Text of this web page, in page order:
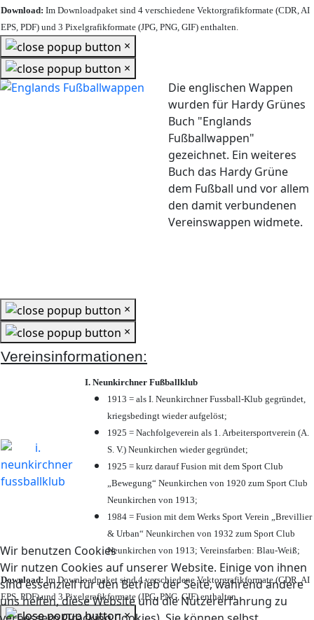
Wir benutzen Cookies
Wir nutzen Cookies auf unserer Website. Einige von ihnen
sind essenziell für den Betrieb der Seite, während andere
uns helfen, diese Website und die Nutzererfahrung zu
Download: Im Downloadpaket sind 4 verschiedene Vektorgrafikformate (CDR, AI
EPS, PDF) und 3 Pixelgrafikformate (JPG, PNG, GIF) enthalten.
×
×
Die englischen Wappen
wurden für Hardy Grünes
Buch "Englands
Fußballwappen"
gezeichnet. Ein weiteres
Buch das Hardy Grüne
dem Fußball und vor allem
den damit verbundenen
Vereinswappen widmete.
×
×
Vereinsinformationen:
I. Neunkirchner Fußballklub
1913 = als I. Neunkirchner Fussball-Klub gegründet,
kriegsbedingt wieder aufgelöst;
1925 = Nachfolgeverein als 1. Arbeitersportverein (A.
S. V.) Neunkirchen wieder gegründet;
1925 = kurz darauf Fusion mit dem Sport Club
„Bewegung“ Neunkirchen von 1920 zum Sport Club
Neunkirchen von 1913;
1984 = Fusion mit dem Werks Sport Verein „Brevillier
& Urban“ Neunkirchen von 1932 zum Sport Club
Neunkirchen von 1913; Vereinsfarben: Blau-Weiß;
Download: Im Downloadpaket sind 4 verschiedene Vektorgrafikformate (CDR, AI
EPS, PDF) und 3 Pixelgrafikformate (JPG, PNG, GIF) enthalten.
×